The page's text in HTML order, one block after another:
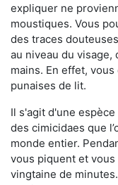
expliquer ne
moustiques. Vous
des traces
au niveau du visage,
mains. En effet,
punaises de lit.
Il s'agit d'une
des cimicidaes que
monde entier.
vous piquent et
vingtaine de